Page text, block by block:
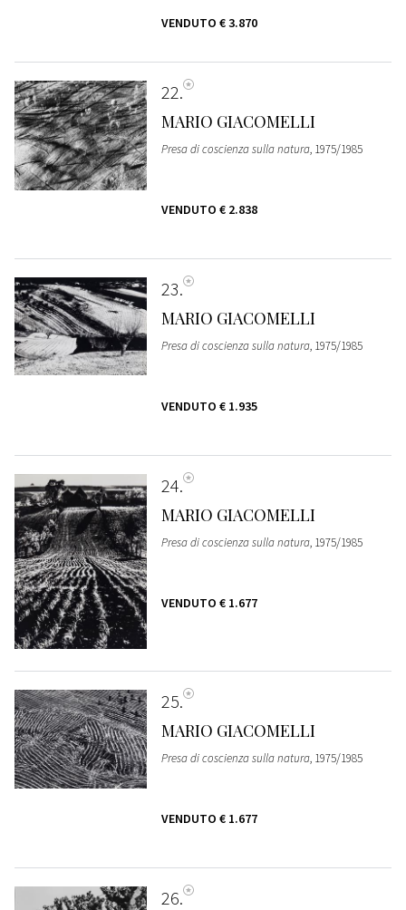
VENDUTO € 3.870
22
MARIO GIACOMELLI
Presa di coscienza sulla natura, 1975/1985
VENDUTO € 2.838
23
MARIO GIACOMELLI
Presa di coscienza sulla natura, 1975/1985
VENDUTO € 1.935
24
MARIO GIACOMELLI
Presa di coscienza sulla natura, 1975/1985
VENDUTO € 1.677
25
MARIO GIACOMELLI
Presa di coscienza sulla natura, 1975/1985
VENDUTO € 1.677
26